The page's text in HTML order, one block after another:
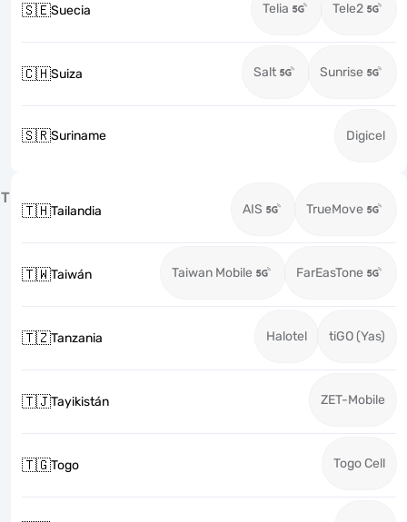
🇸🇪Suecia Telia Tele2
🇨🇭Suiza Salt Sunrise
🇸🇷Suriname Digicel
T
🇹🇭Tailandia AIS TrueMove
🇹🇼Taiwán Taiwan Mobile FarEasTone
🇹🇿Tanzania Halotel tiGO (Yas)
🇹🇯Tayikistán ZET-Mobile
🇹🇬Togo Togo Cell